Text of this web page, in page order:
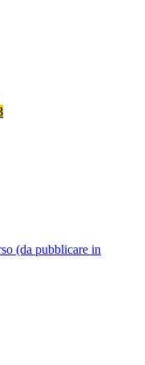
(da pubblicare in